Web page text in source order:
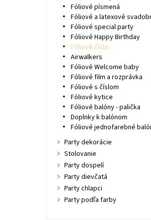
Fóliové písmená
Fóliové a latexové
Fóliové special party
Fóliové Happy Birthday
Fóliové čísla
Airwalkers
Fóliové Welcome baby
Fóliové film a rozprávka
Fóliové s číslom
Fóliové kytice
Fóliové balóny - palička
Doplnky k balónom
Fóliové jednofarebné
Party dekorácie
Stolovanie
Party dospelí
Party dievčatá
Party chlapci
Party podľa farby